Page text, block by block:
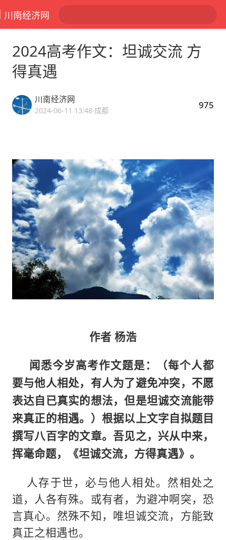
川南经济网
2024高考作文：坦诚交流 方
得真遇
川南经济网
2024-06-11 13:48·成都 975
作者 杨浩
闻悉今岁高考作文题是：（每个人都
要与他人相处，有人为了避免冲突，不愿
表达自已真实的想法，但是坦诚交流能带
来真正的相遇。）根据以上文字自拟题目
撰写八百字的文章。吾见之，兴从中来，
挥毫命题，《坦诚交流，方得真遇》。
人存于世，必与他人相处。然相处之
道，人各有殊。或有者，为避冲啊突，恐
言真心。然殊不知，唯坦诚交流，方能致
真正之相遇也。